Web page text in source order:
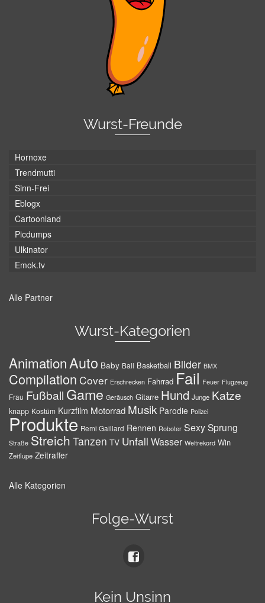
Wurst-Freunde
Hornoxe
Trendmutti
Sinn-Frei
Eblogx
Cartoonland
Picdumps
Ulkinator
Emok.tv
Alle Partner
Wurst-Kategorien
AnimationAuto Baby Ball Basketball Bilder BMX
Compilation Cover Erschrecken Fahrrad Fail Feuer Flugzeug
Frau Fußball Game Geräusch Gitarre Hund Junge Katze
knapp Kostüm Kurzfilm Motorrad Musik Parodie Polizei
Produkte Remi Gaillard Rennen Roboter SexySprung
Straße Streich Tanzen TV Unfall Wasser Weltrekord Win
Zeitlupe Zeitraffer
Alle Kategorien
Folge-Wurst
Kein Unsinn